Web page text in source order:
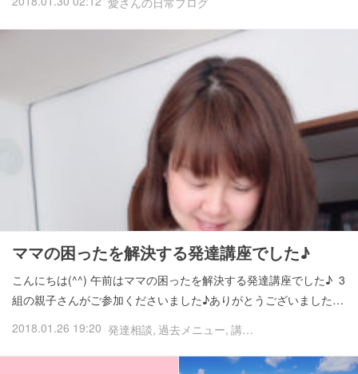
ママの困ったを解決する発達講座でした♪
こんにちは(^^) 午前はママの困ったを解決する発達講座でした♪ 3
組の親子さんがご参加くださいました♪ありがとうございました…
2018.01.26 19:20 発達相談 過去メニュー 講座・講演・イベント